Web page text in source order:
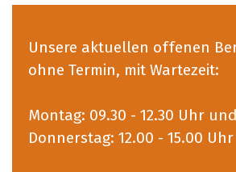
Unsere aktuellen offenen
ohne Termin, mit Wartezeit:
Montag: 09.30 - 12.30 Uhr und
Donnerstag: 12.00 - 15.00 Uhr